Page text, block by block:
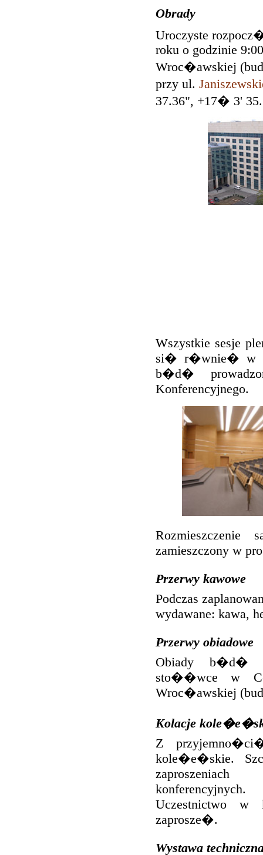
Obrady
Uroczyste
roku o godzinie
Wroc�awskiej
przy ul.
37.36", +17� 3'
Wszystkie sesje
si� r�wnie� w
b�d�
Konferencyjnego.
zamieszczony w
Przerwy kawowe
Podczas
wydawane: kawa,
Przerwy obiadowe
Obiady b�d�
sto��wce w
Wroc�awskiej
Kolacje
Z
kole�e�skie.
konferencyjnych.
Uczestnictwo w
zaprosze�.
Wystawa